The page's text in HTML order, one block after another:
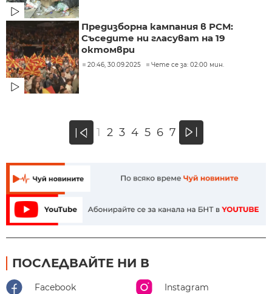
Предизборна кампания в РСМ:
Съседите ни гласуват на 19
октомври
20:46, 30.09.2025 Чете се за: 02:00 мин.
« 1 2 3 4 5 6 7 »
ПОСЛЕДВАЙТЕ НИ В
Facebook Instagram